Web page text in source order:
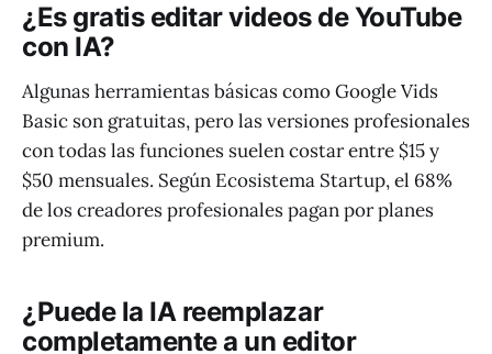
¿Es gratis editar videos de YouTube
con IA?
Algunas herramientas básicas como Google Vids
Basic son gratuitas, pero las versiones profesionales
con todas las funciones suelen costar entre $15 y
$50 mensuales. Según Ecosistema Startup, el 68%
de los creadores profesionales pagan por planes
premium.
¿Puede la IA reemplazar
completamente a un editor